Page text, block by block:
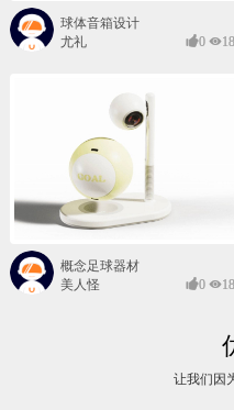
球体音箱设计
尤礼
0
概念足球器材
美人怪
0
让我们因